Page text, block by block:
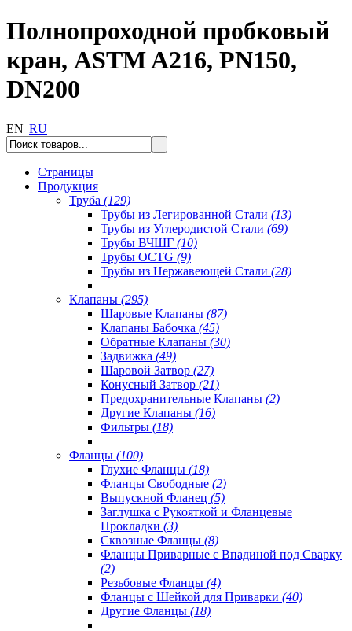
Полнопроходной пробковый
кран, ASTM A216, PN150,
DN200
EN |RU
Страницы
Продукция
Труба (129)
Трубы из Легированной Стали (13)
Трубы из Углеродистой Стали (69)
Трубы ВЧШГ (10)
Трубы OCTG (9)
Трубы из Нержавеющей Стали (28)
Клапаны (295)
Шаровые Клапаны (87)
Клапаны Бабочка (45)
Обратные Клапаны (30)
Задвижка (49)
Шаровой Затвор (27)
Конусный Затвор (21)
Предохранительные Клапаны (2)
Другие Клапаны (16)
Фильтры (18)
Фланцы (100)
Глухие Фланцы (18)
Фланцы Свободные (2)
Выпускной Фланец (5)
Заглушка с Рукояткой и Фланцевые
Прокладки (3)
Сквозные Фланцы (8)
Фланцы Приварные с Впадиной под Сварку
(2)
Резьбовые Фланцы (4)
Фланцы с Шейкой для Приварки (40)
Другие Фланцы (18)